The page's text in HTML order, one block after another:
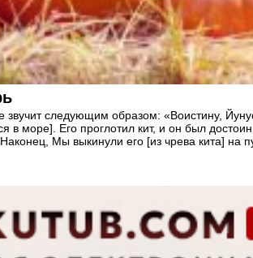
следующим образом: «Воистину,
в море]. Его проглотил кит, и он был
Мы выкинули его [из чрева кита] на